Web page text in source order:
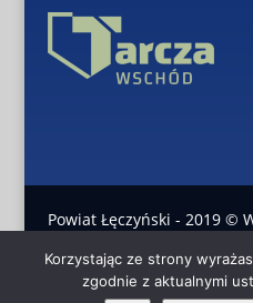
Powiat Łęczyński - 2019 ©
zastrzeżone
Korzystając ze strony
zgodnie z aktualnymi